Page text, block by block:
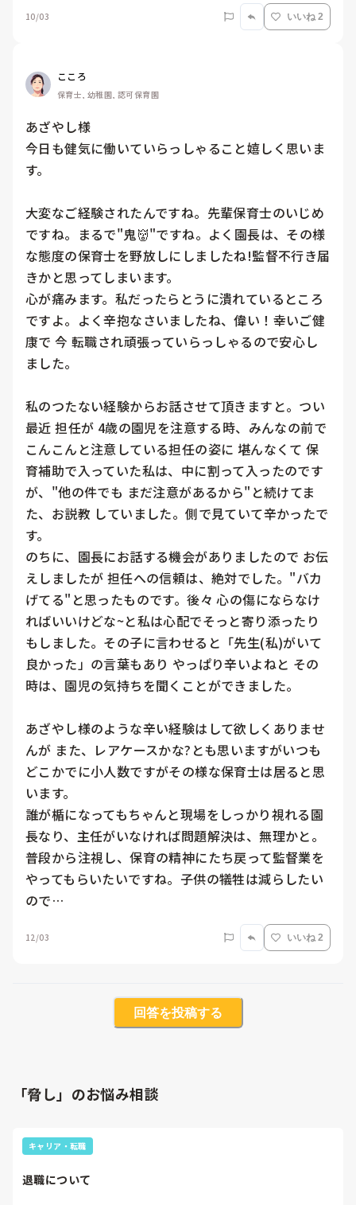
10/03 いいね 2
こころ
保育士, 幼稚園, 認可保育園
あざやし様
今日も健気に働いていらっしゃること嬉しく思いま
す。
大変なご経験されたんですね。先輩保育士のいじめ
ですね。まるで"鬼👹"ですね。よく園長は、その様
な態度の保育士を野放しにしましたね!監督不行き届
きかと思ってしまいます。
心が痛みます。私だったらとうに潰れているところ
ですよ。よく辛抱なさいましたね、偉い！幸いご健
康で 今 転職され頑張っていらっしゃるので安心し
ました。
私のつたない経験からお話させて頂きますと。つい
最近 担任が 4歳の園児を注意する時、みんなの前で
こんこんと注意している担任の姿に 堪んなくて 保
育補助で入っていた私は、中に割って入ったのです
が、"他の件でも まだ注意があるから"と続けてま
た、お説教 していました。側で見ていて辛かったで
す。
のちに、園長にお話する機会がありましたので お伝
えしましたが 担任への信頼は、絶対でした。"バカ
げてる"と思ったものです。後々 心の傷にならなけ
ればいいけどな~と私は心配でそっと寄り添ったり
もしました。その子に言わせると「先生(私)がいて
良かった」の言葉もあり やっぱり辛いよねと その
時は、園児の気持ちを聞くことができました。
あざやし様のような辛い経験はして欲しくありませ
んが また、レアケースかな?とも思いますがいつも
どこかでに小人数ですがその様な保育士は居ると思
います。
誰が楯になってもちゃんと現場をしっかり視れる園
長なり、主任がいなければ問題解決は、無理かと。
普段から注視し、保育の精神にたち戻って監督業を
やってもらいたいですね。子供の犠牲は減らしたい
ので…
12/03 いいね 2
回答を投稿する
「脅し」のお悩み相談
キャリア・転職
退職について